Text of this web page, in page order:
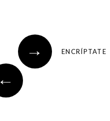
→ ENCRÍPTATE
←